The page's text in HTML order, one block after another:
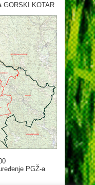
GORSKI KOTAR
PGŽ-a